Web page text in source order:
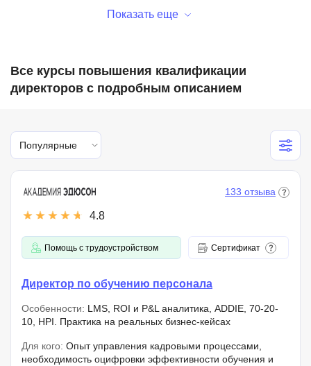
Показать еще
Все курсы повышения квалификации
директоров с подробным описанием
Популярные
4.8
133 отзыва
Помощь с трудоустройством Сертификат
Директор по обучению персонала
Особенности: LMS, ROI и P&L аналитика, ADDIE, 70-20-
10, HPI. Практика на реальных бизнес-кейсах
Для кого: Опыт управления кадровыми процессами,
необходимость оцифровки эффективности обучения и